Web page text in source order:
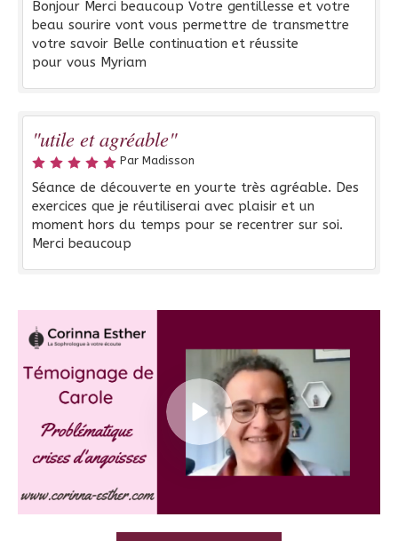
Bonjour Merci beaucoup Votre gentillesse et votre
beau sourire vont vous permettre de transmettre
votre savoir Belle continuation et réussite
pour vous Myriam
"utile et agréable"
Par Madisson
Séance de découverte en yourte très agréable. Des
exercices que je réutiliserai avec plaisir et un
moment hors du temps pour se recentrer sur soi.
Merci beaucoup